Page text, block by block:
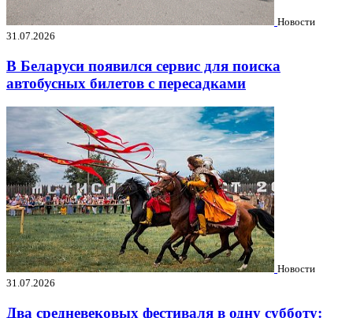
Новости
31.07.2026
В Беларуси появился сервис для поиска
автобусных билетов с пересадками
Новости
31.07.2026
Два средневековых фестиваля в одну субботу: